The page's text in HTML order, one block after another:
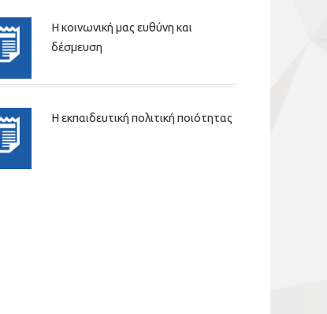
Η κοινωνική μας ευθύνη και
δέσμευση
Η εκπαιδευτική πολιτική ποιότητας